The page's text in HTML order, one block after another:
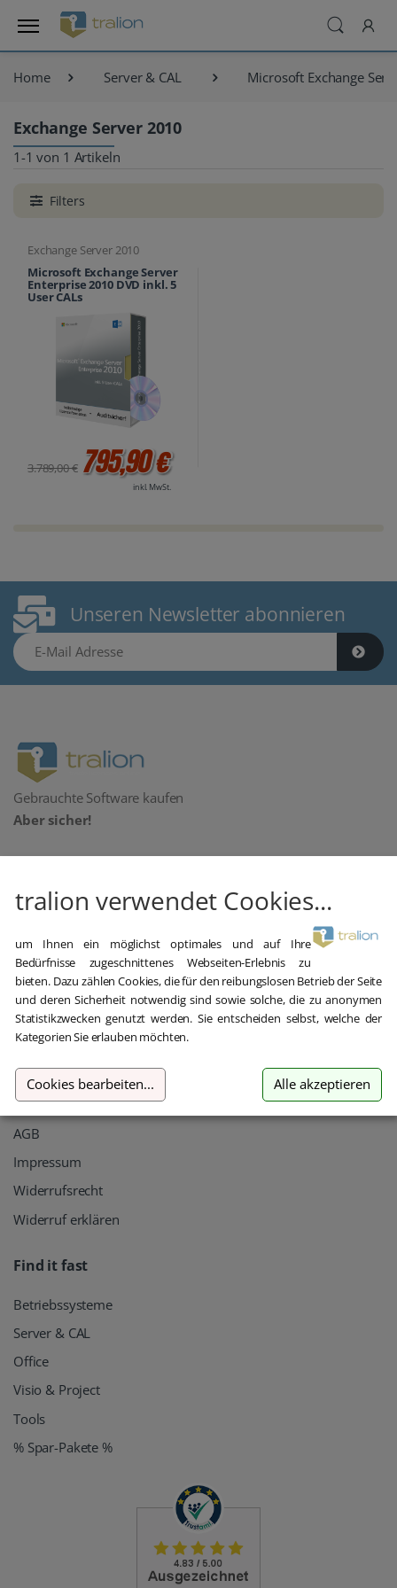
Home Server & CAL Microsoft Exchange
Exchange Server 2010
1-1 von 1 Artikeln
Filters
Exchange Server 2010
Microsoft Exchange Server
Enterprise 2010 DVD inkl. 5
User CALs
3.789,00 € 795,90 €
inkl. MwSt.
Unseren Newsletter abonnieren
E-Mail Adresse
Gebrauchte Software kaufen
Aber sicher!
Klaus-Kordel-Straße 4
54296 Trier
+49 651 / 209 897 22
hilfe@tralion.de
Informationen
Kontakt
Datenschutz
AGB
Impressum
Widerrufsrecht
Widerruf erklären
Find it fast
Betriebssysteme
Server & CAL
Office
Visio & Project
Tools
% Spar-Pakete %
tralion verwendet Cookies...
um Ihnen ein möglichst optimales und auf Ihre
Bedürfnisse zugeschnittenes Webseiten-Erlebnis zu
bieten. Dazu zählen Cookies, die für den reibungslosen Betrieb der Seite
und deren Sicherheit notwendig sind sowie solche, die zu anonymen
Statistikzwecken genutzt werden. Sie entscheiden selbst, welche der
Kategorien Sie erlauben möchten.
Cookies bearbeiten... Alle akzeptieren